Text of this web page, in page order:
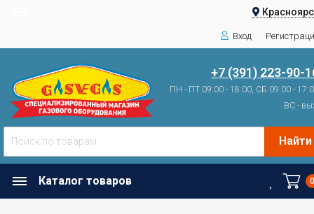
Вход
+7 (391) 223-90-
ПН - ПТ 09:00 - 18:00, СБ 09:00 -
ВС -
Найти
Каталог товаров